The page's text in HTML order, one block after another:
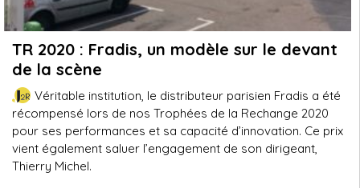
TR 2020 : Fradis, un modèle sur le devant
de la scène
Véritable institution, le distributeur parisien Fradis a été
récompensé lors de nos Trophées de la Rechange 2020
pour ses performances et sa capacité d’innovation. Ce prix
vient également saluer l’engagement de son dirigeant,
Thierry Michel.